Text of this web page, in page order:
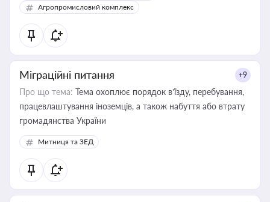
Агропромисловий комплекс
Міграційні питання +9
Про що тема: Тема охоплює порядок в’їзду, перебування,
працевлаштування іноземців, а також набуття або втрату
громадянства України
Митниця та ЗЕД